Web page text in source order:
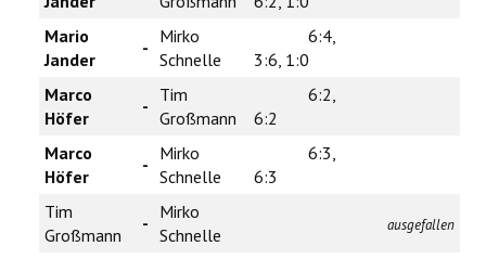
Mario
Jander
-
Mirko
Schnelle
6:4,
3:6, 1:0
Marco
Höfer
-
Tim
Großmann
6:2,
6:2
Marco
Höfer
-
Mirko
Schnelle
6:3,
6:3
Tim
Großmann
-
Mirko
Schnelle
ausgefallen